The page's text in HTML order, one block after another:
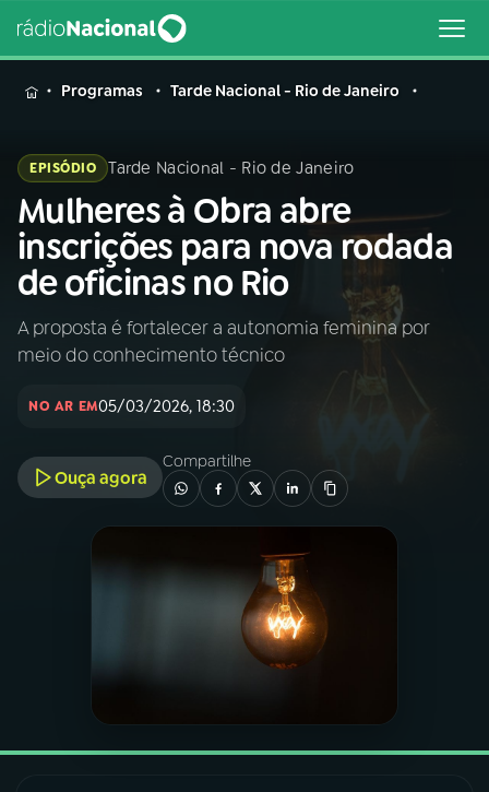
MENU
Buscar
na
Rádio
Nacional
Buscar
AO VIVO
INÍCIO
A RÁDIO
PROGRAMAÇÃO
06VIDEOCASTS
Programas Tarde Nacional - Rio de Janeiro
EPISÓDIO Tarde Nacional - Rio de Janeiro
Mulheres à Obra abre
inscrições para nova rodada
de oficinas no Rio
A proposta é fortalecer a autonomia feminina por
meio do conhecimento técnico
NO AR EM05/03/2026, 18:30
Ouça agora
Compartilhe